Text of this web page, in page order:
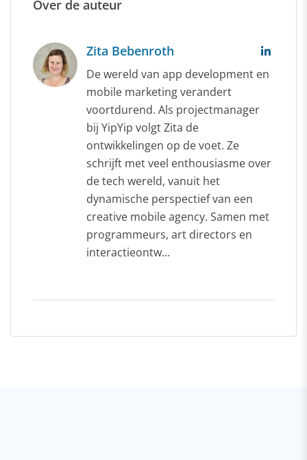
Over de auteur
Zita Bebenroth
De wereld van app development en
mobile marketing verandert
voortdurend. Als projectmanager
bij YipYip volgt Zita de
ontwikkelingen op de voet. Ze
schrijft met veel enthousiasme over
de tech wereld, vanuit het
dynamische perspectief van een
creative mobile agency. Samen met
programmeurs, art directors en
interactieontw...